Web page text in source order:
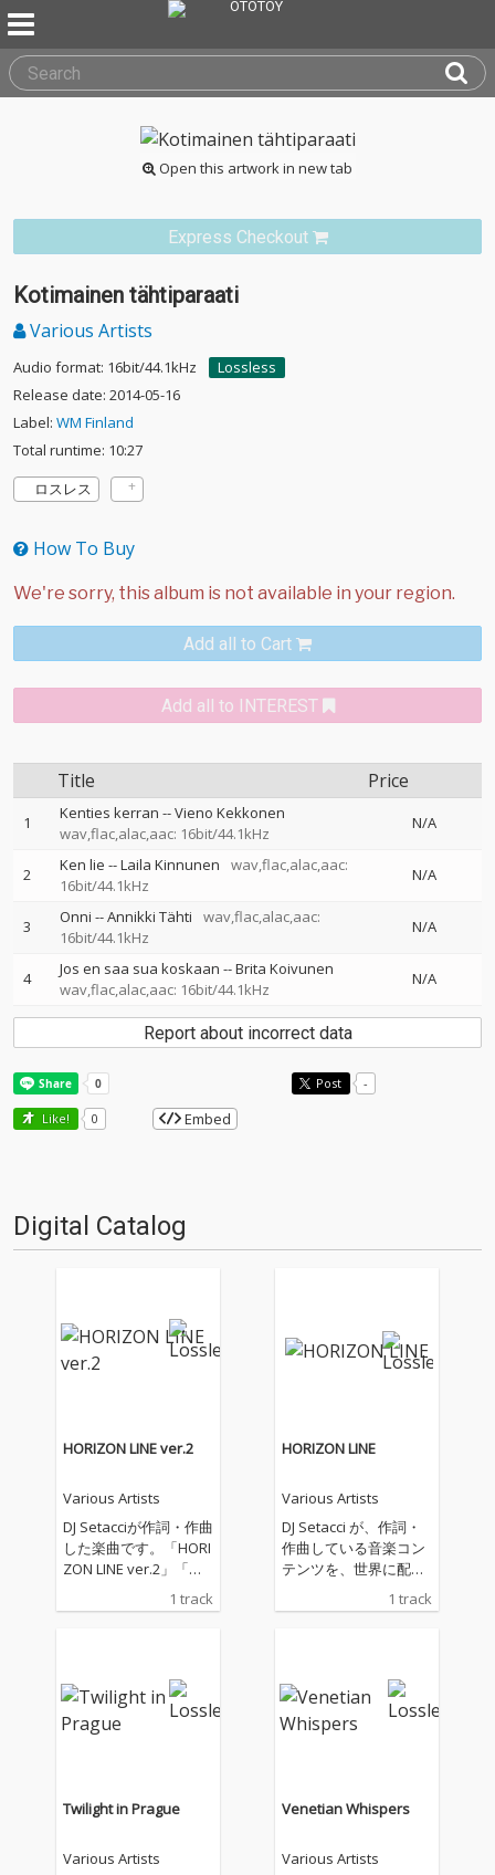
Open this artwork in new tab
Express Checkout
Kotimainen tähtiparaati
Various Artists
Audio format: 16bit/44.1kHz
Lossless
Release date: 2014-05-16
Label: WM Finland
Total runtime: 10:27
ロスレス
How To Buy
Add all to Cart
Add all to INTEREST
Title Price
1 Kenties kerran --Vieno Kekkonen
wav,flac,alac,aac: 16bit/44.1kHz
N/A
2 Ken lie --Laila Kinnunen
wav,flac,alac,aac:
16bit/44.1kHz
N/A
3 Onni --Annikki Tähti
wav,flac,alac,aac:
16bit/44.1kHz
N/A
4 Jos en saa sua koskaan --Brita Koivunen
wav,flac,alac,aac: 16bit/44.1kHz
N/A
Report about incorrect data
Post -
Like! 0 Embed
Digital Catalog
HORIZON LINE ver.2
Various Artists
DJ Setacciが作詞・作曲
した楽曲です。「HORI
ZON LINE ver.2」「水
として、配信いたしま
境とともに生きること
の大切さに、想いを込
めて創りました。
1 track
HORIZON LINE
Various Artists
DJ Setacci が、作詞・
作曲している音楽コン
テンツを、世界に配信
しています。主なジャ
ンルは、House、R&
1 track
Twilight in Prague
Various Artists
Venetian Whispers
Various Artists